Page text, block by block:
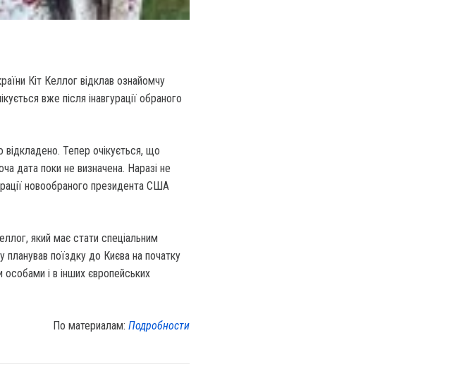
Кіт Келлог відклав ознайомчу
вже після інавгурації обраного
Тепер очікується, що
дата поки не визначена. Наразі не
новообраного президента США
який має стати спеціальним
планував поїздку до Києва на початку
особами і в інших європейських
По материалам:Подробности